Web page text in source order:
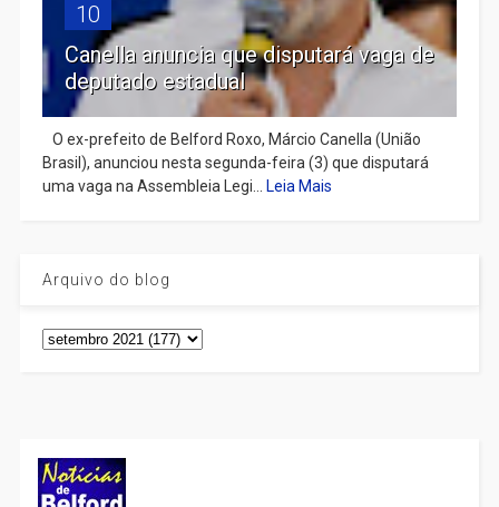
10
Canella anuncia que disputará vaga de
deputado estadual
​ O ex-prefeito de Belford Roxo, Márcio Canella (União
Brasil), anunciou nesta segunda-feira (3) que disputará
uma vaga na Assembleia Legi... Leia Mais
Arquivo do blog